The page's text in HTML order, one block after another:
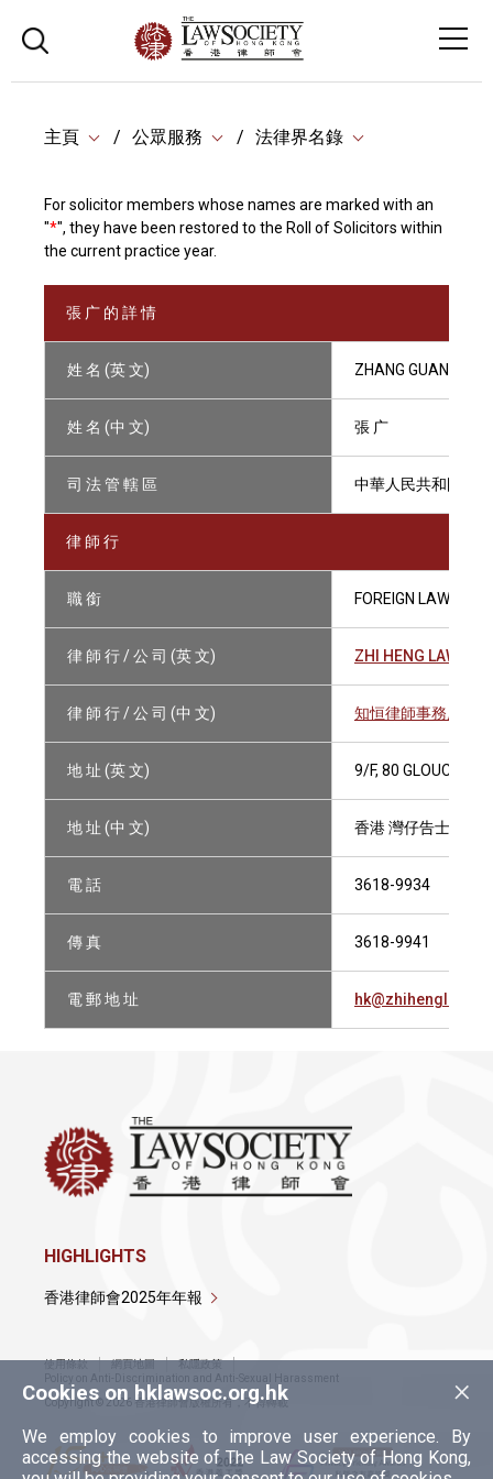
主頁 公眾服務 法律界名錄
For solicitor members whose names are marked with an
"*", they have been restored to the Roll of Solicitors within
the current practice year.
張 广 的 詳 情
姓 名 (英 文) ZHANG GUANG
姓 名 (中 文) 張 广
司 法 管 轄 區 中華人民共和國
律 師 行
職 銜 FOREIGN LAWYER
律 師 行 / 公 司 (英 文) ZHI HENG LAW
律 師 行 / 公 司 (中 文) 知恒律師事務所
地 址 (英 文) 9/F, 80
地 址 (中 文) 香港 灣仔告士打道
電 話 3618-9934
傳 真 3618-9941
電 郵 地 址
×
Cookies on hklawsoc.org.hk
We employ cookies to improve user experience. By
accessing the website of The Law Society of Hong Kong,
HIGHLIGHTS
香港律師會2025年年報
使用條款 網頁地圖
私隱政策
Policy on Anti-Discrimination and Anti-Sexual Harassment
Copyright © 2026 香港律師會版權所有，不得轉載